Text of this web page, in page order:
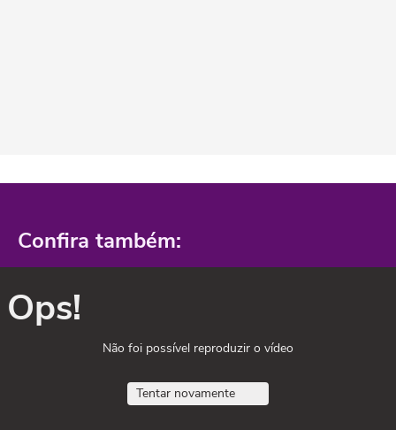
Confira também:
Ops!
Não foi possível reproduzir o vídeo
Tentar novamente